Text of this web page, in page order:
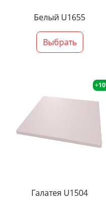
Белый U1655
Выбрать
Галатея U1504